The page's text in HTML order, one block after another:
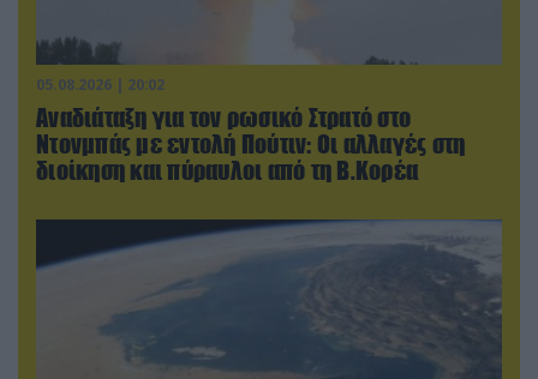
05.08.2026 | 20:02
Αναδιάταξη για τον ρωσικό Στρατό στο
Ντονμπάς με εντολή Πούτιν: Οι αλλαγές στη
διοίκηση και πύραυλοι από τη Β.Κορέα